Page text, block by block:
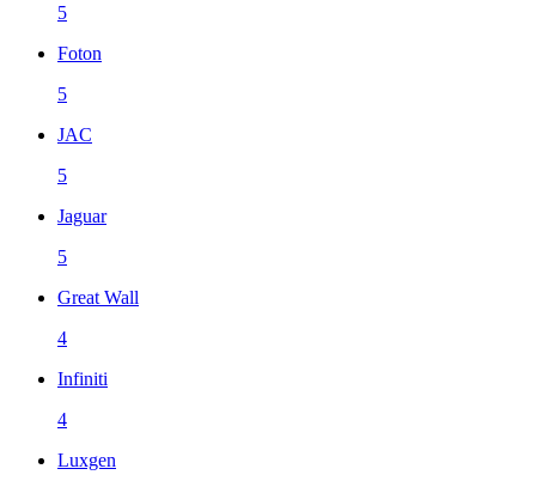
5
Foton
5
JAC
5
Jaguar
5
Great Wall
4
Infiniti
4
Luxgen